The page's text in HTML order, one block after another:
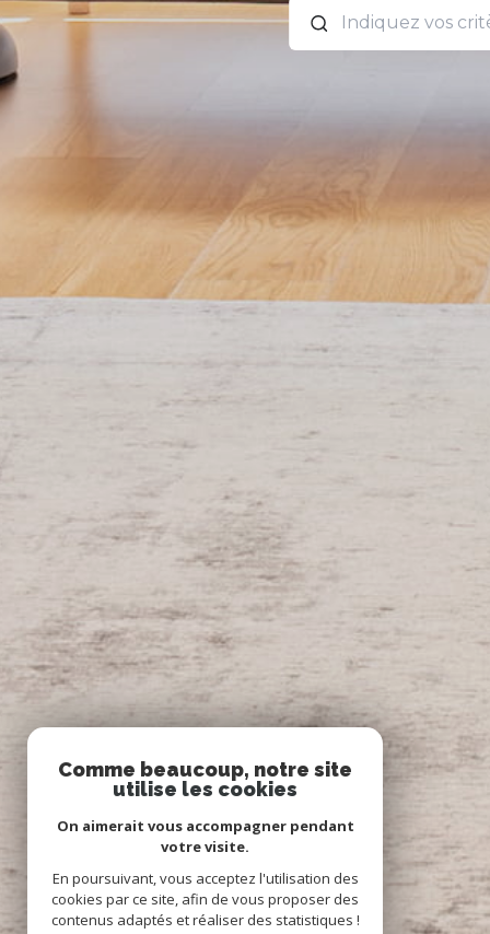
Comme beaucoup, notre site
utilise les cookies
On aimerait vous accompagner pendant
votre visite.
En poursuivant, vous acceptez l'utilisation des
cookies par ce site, afin de vous proposer des
contenus adaptés et réaliser des statistiques !